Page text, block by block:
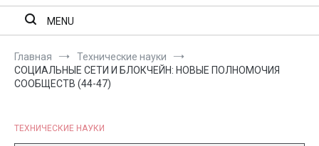
MENU
Главная
Технические науки
СОЦИАЛЬНЫЕ СЕТИ И БЛОКЧЕЙН: НОВЫЕ ПОЛНОМОЧИЯ
СООБЩЕСТВ (44-47)
ТЕХНИЧЕСКИЕ НАУКИ